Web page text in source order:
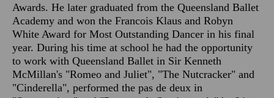
Awards. He later graduated from the Queensland Ballet
Academy and won the Francois Klaus and Robyn
White Award for Most Outstanding Dancer in his final
year. During his time at school he had the opportunity
to work with Queensland Ballet in Sir Kenneth
McMillan's "Romeo and Juliet", "The Nutcracker" and
"Cinderella", performed the pas de deux in